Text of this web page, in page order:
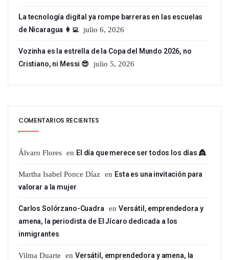
La tecnología digital ya rompe barreras en las escuelas
de Nicaragua 👩‍💻 julio 6, 2026
Vozinha es la estrella de la Copa del Mundo 2026, no
Cristiano, ni Messi 😎
julio 5, 2026
COMENTARIOS RECIENTES
Álvaro Flores en El día que merece ser todos los días 👸
Martha Isabel Ponce Díaz en Esta es una invitación para
valorar a la mujer
Carlos Solórzano-Cuadra en Versátil, emprendedora y
amena, la periodista de El Jícaro dedicada a los
inmigrantes
Vilma Duarte en Versátil, emprendedora y amena, la